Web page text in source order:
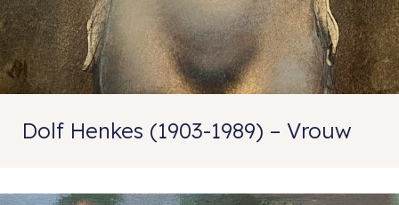
Dolf Henkes (1903-1989) – Vrouw